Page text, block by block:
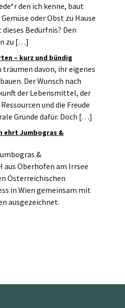
den ich kenne, baut
oder Obst zu Hause
Bedürfnis? Den
zu […]
– kurz und bündig
davon, ihr eigenes
Der Wunsch nach
der Lebensmittel, der
und die Freude
Gründe dafür. Doch […]
ehrt Jumbogras &
&
aus Oberhofen am Irrsee
Österreichischen
in Wien gemeinsam mit
ausgezeichnet.